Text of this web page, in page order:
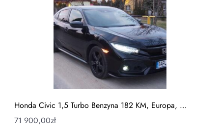
Honda Civic 1,5 Turbo Benzyna 182 KM, Europa, …
71 900,00zł